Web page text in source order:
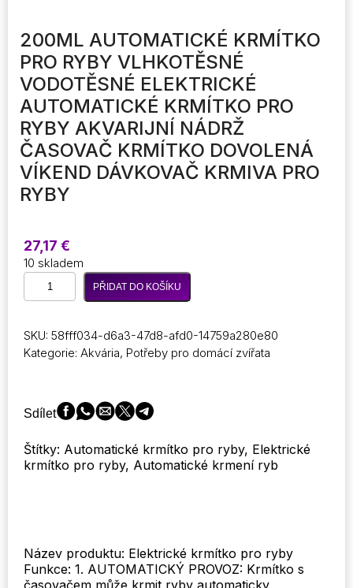
200ML AUTOMATICKÉ KRMÍTKO
PRO RYBY VLHKOTĚSNÉ
VODOTĚSNÉ ELEKTRICKÉ
AUTOMATICKÉ KRMÍTKO PRO
RYBY AKVARIJNÍ NÁDRŽ
ČASOVAČ KRMÍTKO DOVOLENÁ
VÍKEND DÁVKOVAČ KRMIVA PRO
RYBY
27,17 €
10 skladem
200ML
Automatické
ryby
Vlhkotěsné
automatické
krmítko
ryby
Akvarijní
Víkend
Dávkovač
krmiva
PŘIDAT DO KOŠÍKU
SKU: 58fff034-d6a3-47d8-afd0-14759a280e80
Kategorie: Akvária, Potřeby pro domácí zvířata
Sdílet
Štítky: Automatické krmítko pro ryby, Elektrické
krmítko pro ryby, Automatické krmení ryb
Název produktu: Elektrické krmítko pro ryby
Funkce: 1. AUTOMATICKÝ PROVOZ: Krmítko s
časovačem může krmit ryby automaticky